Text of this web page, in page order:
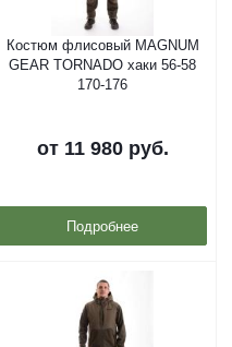
Костюм флисовый MAGNUM
GEAR TORNADO хаки 56-58
170-176
от 11 980 руб.
Подробнее